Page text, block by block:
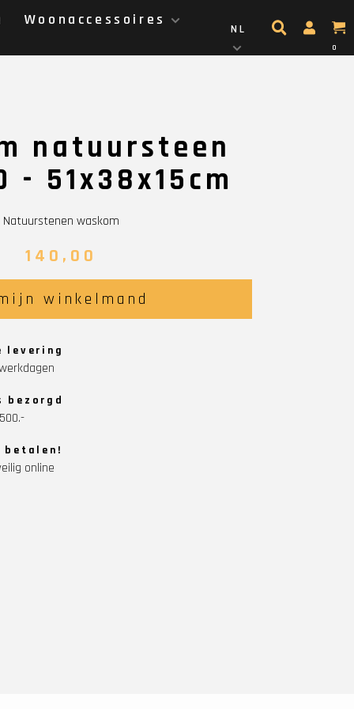
Woonaccessoires
NL
0
natuursteen
- 51x38x15cm
Natuurstenen waskom
140,00
winkelmand
levering
bezorgd
betalen!
online